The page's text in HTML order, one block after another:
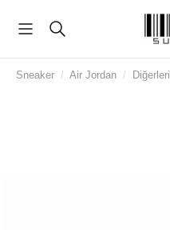
Sneaker / Air Jordan / Diğerleri